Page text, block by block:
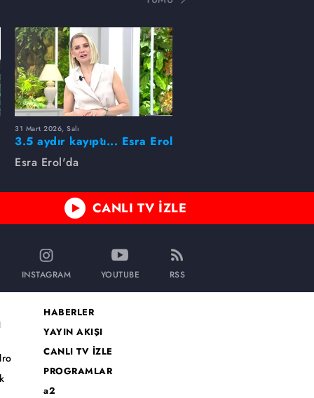
31 Mart 2026, Salı
3.5 aydır kayıptı... Esra Erol
buldu!
Esra Erol'da
CANLI TV İZLE
INSTAGRAM YOUTUBE RSS
HABERLER
YAYIN AKIŞI
CANLI TV İZLE
PROGRAMLAR
a2